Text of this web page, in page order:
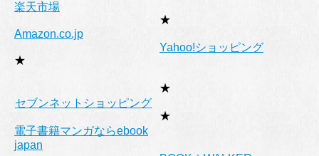
楽天市場
★
Amazon.co.jp
★
Yahoo!ショッピング
★
セブンネットショッピング
★
電子書籍マンガならebook
japan